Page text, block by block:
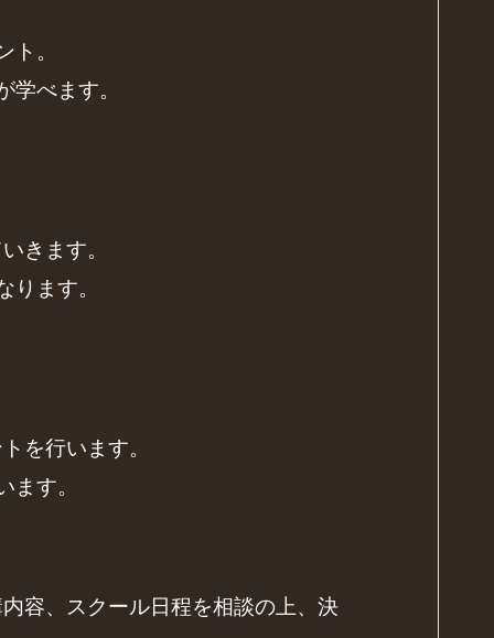
。
べます。
きます。
ます。
を行います。
す。
容、スクール日程を相談の上、決